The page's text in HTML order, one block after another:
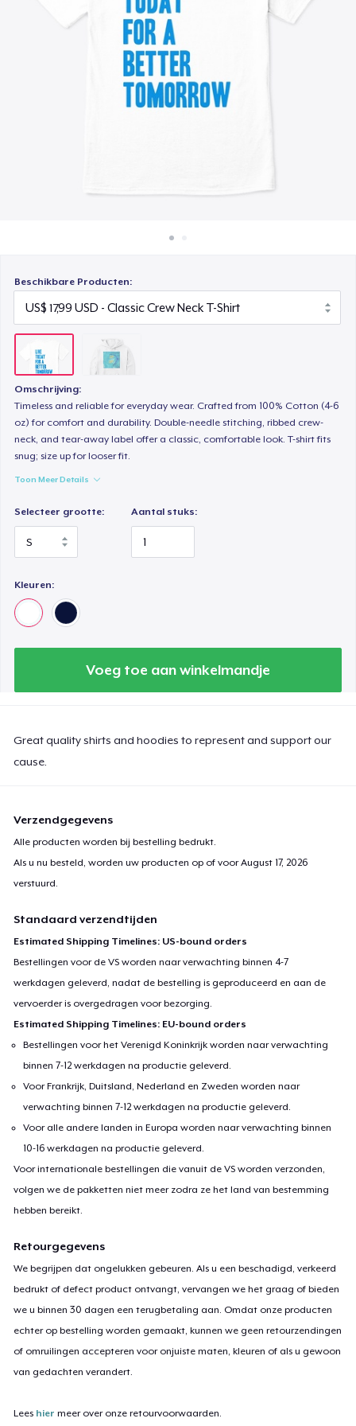
Verkoop overal
Verkoop alles
Beschikbare Producten:
Omschrijving:
Timeless and reliable for everyday wear. Crafted from 100% Cotton (4-6
oz) for comfort and durability. Double-needle stitching, ribbed crew-
neck, and tear-away label offer a classic, comfortable look. T-shirt fits
snug; size up for looser fit.
Toon Meer Details
Selecteer grootte: Aantal stuks:
Kleuren:
Voeg toe aan winkelmandje
Great quality shirts and hoodies to represent and support our
cause.
Verzendgegevens
Alle producten worden bij bestelling bedrukt.
Als u nu besteld, worden uw producten op of voorAugust 17, 2026
verstuurd.
Standaard verzendtijden
Estimated Shipping Timelines: US-bound orders
Bestellingen voor de VS worden naar verwachting binnen 4-7
werkdagen geleverd, nadat de bestelling is geproduceerd en aan de
vervoerder is overgedragen voor bezorging.
Estimated Shipping Timelines: EU-bound orders
Bestellingen voor het Verenigd Koninkrijk worden naar verwachting
binnen 7-12 werkdagen na productie geleverd.
Voor Frankrijk, Duitsland, Nederland en Zweden worden naar
verwachting binnen 7-12 werkdagen na productie geleverd.
Voor alle andere landen in Europa worden naar verwachting binnen
10-16 werkdagen na productie geleverd.
Voor internationale bestellingen die vanuit de VS worden verzonden,
volgen we de pakketten niet meer zodra ze het land van bestemming
hebben bereikt.
Retourgegevens
We begrijpen dat ongelukken gebeuren. Als u een beschadigd, verkeerd
bedrukt of defect product ontvangt, vervangen we het graag of bieden
we u binnen 30 dagen een terugbetaling aan. Omdat onze producten
echter op bestelling worden gemaakt, kunnen we geen retourzendingen
of omruilingen accepteren voor onjuiste maten, kleuren of als u gewoon
van gedachten verandert.
Lees hier meer over onze retourvoorwaarden.